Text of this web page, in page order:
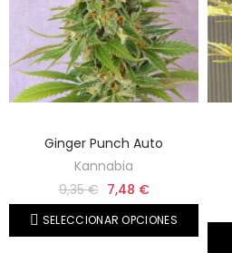
Ginger Punch Auto
Kannabia
9,35 € 7,48 €
SELECCIONAR OPCIONES